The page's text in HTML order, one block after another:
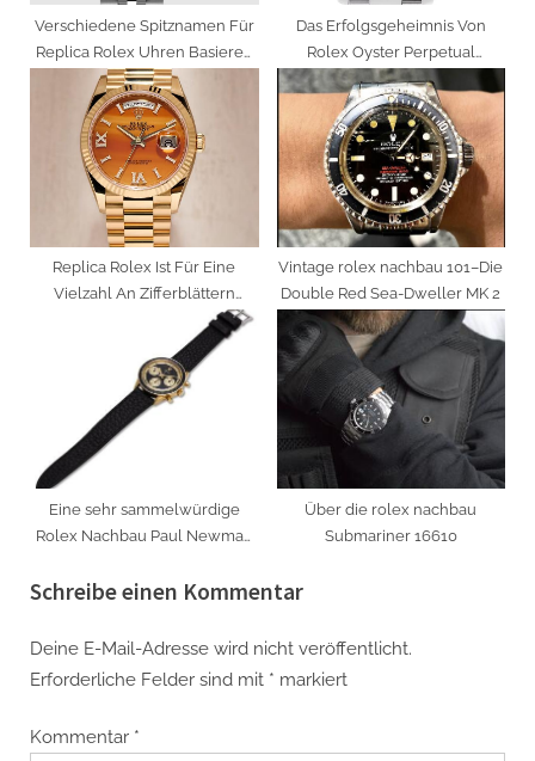
Verschiedene Spitznamen Für
Replica Rolex Uhren Basieren
Oft Auf Ihrem Aussehen
Das Erfolgsgeheimnis Von
Rolex Oyster Perpetual
Milgauss Uhren Sind Die
Präzisen Proportionen Des 40
Mm Gehäuses
Replica Rolex Ist Für Eine
Vielzahl An Zifferblättern
Bekannt, Insbesondere Für
Zifferblätter Aus Rotem Onyx
Vintage rolex nachbau 101–Die
Double Red Sea-Dweller MK 2
Eine sehr sammelwürdige
Rolex Nachbau Paul Newman
Über die rolex nachbau
Submariner 16610
Schreibe einen Kommentar
Deine E-Mail-Adresse wird nicht veröffentlicht.
Erforderliche Felder sind mit * markiert
Kommentar *